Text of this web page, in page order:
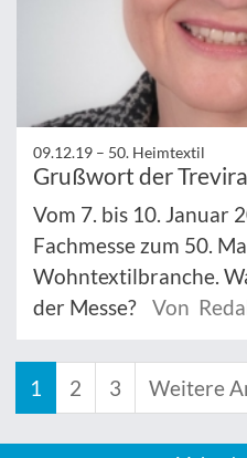
09.12.19 – 50. Heimtextil
Grußwort der
Vom 7. bis 10. Januar
Fachmesse zum 50.
Wohntextilbranche.
der Messe?
Von
1 2 3 Weitere